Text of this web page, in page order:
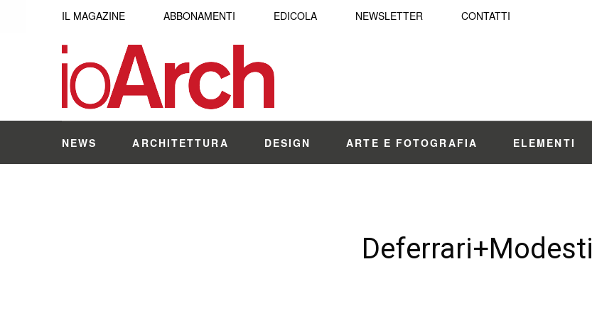
IL MAGAZINE ABBONAMENTI EDICOLA NEWSLETTER CONTATTI
NEWS ARCHITETTURA DESIGN ARTE E FOTOGRAFIA ELEMENTI
Deferrari+Modesti